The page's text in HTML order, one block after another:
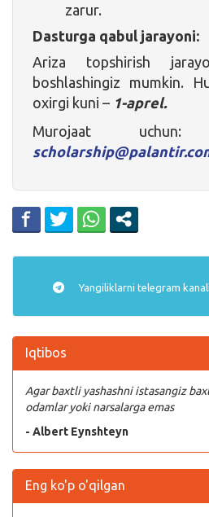
zarur.
Dasturga qabul jarayoni:
Ariza topshirish
boshlashingiz mumkin.
oxirgi kuni – 1-aprel.
Murojaat
Yangiliklarni telegram
Iqtibos
Agar baxtli yashashni istasangiz
odamlar yoki narsalarga emas
- Albert Eynshteyn
Eng ko'p o'qilgan